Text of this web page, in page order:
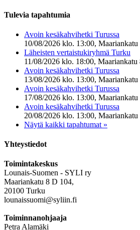
Tulevia tapahtumia
Avoin kesäkahvihetki Turussa
10/08/2026 klo. 13:00,
Läheisten vertaistukiryhmä Turku
11/08/2026 klo. 18:00,
Avoin kesäkahvihetki Turussa
13/08/2026 klo. 13:00,
Avoin kesäkahvihetki Turussa
17/08/2026 klo. 13:00,
Avoin kesäkahvihetki Turussa
20/08/2026 klo. 13:00,
Näytä kaikki tapahtumat »
Yhteystiedot
Toimintakeskus
Lounais-Suomen - SYLI ry
Maariankatu 8 D 104,
20100 Turku
lounaissuomi@syliin.fi
Toiminnanohjaaja
Petra Alamäki